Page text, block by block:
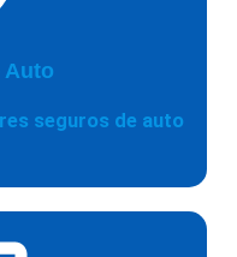
Auto
seguros de auto